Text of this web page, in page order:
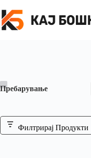
Пребарување
Филтрирај Продукти